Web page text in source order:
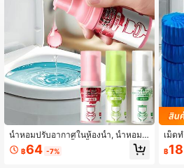
4.71 2.6K ผู้ติดตาม
4.71 2.6K ผู้ติดตาม
น้ำหอมปรับอากาศในห้องน้ำ, น้ำหอมป
รับอากาศในห้องน้ำ, น้ำหอมปรับอากา
ศในห้องน้ำ, น้ำหอมปรับอากาศในห้อง
฿64 -7%
เม็ด
ขจั
นง่า
฿